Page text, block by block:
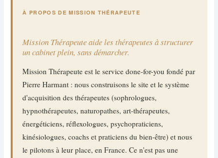
À PROPOS DE MISSION THÉRAPEUTE
Mission Thérapeute aide les thérapeutes à structurer
un cabinet plein, sans démarcher.
Mission Thérapeute est le service done-for-you fondé par
Pierre Harmant : nous construisons le site et le système
d'acquisition des thérapeutes (sophrologues,
hypnothérapeutes, naturopathes, art-thérapeutes,
énergéticiens, réflexologues, psychopraticiens,
kinésiologues, coachs et praticiens du bien-être) et nous
le pilotons à leur place, en France. Ce n'est pas une